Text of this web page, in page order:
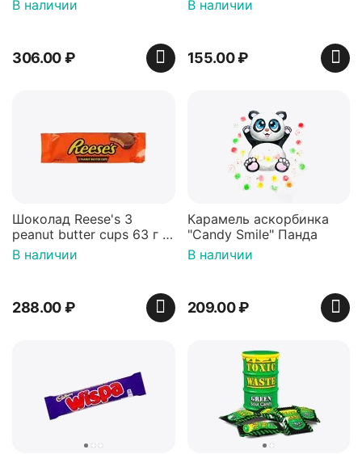
В наличии
306.00₽
В наличии
155.00₽
Шоколад Reese's 3
peanut butter cups 63 г с
арахисовой пастой
В наличии
288.00₽
Карамель аскорбинка
"Candy Smile" Панда
В наличии
209.00₽